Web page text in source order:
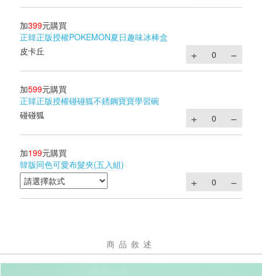
加399元購買
正韓正版授權POKEMON夏日趣味冰棒盒
皮卡丘
加599元購買
正韓正版授權碰碰狐不銹鋼寶寶學習碗
碰碰狐
加199元購買
韓版同色可愛布髮夾(五入組)
商品敘述